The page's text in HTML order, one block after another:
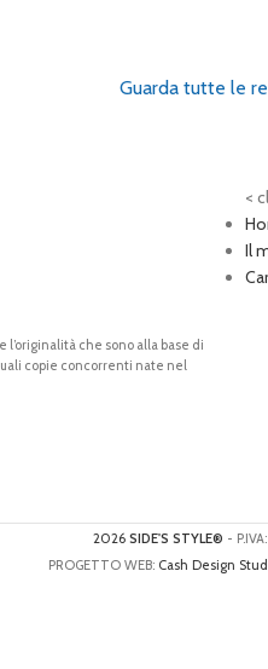
Guarda tutte le
che sono alla base di
copie concorrenti nate nel
<
Il
2026 SIDE'S STYLE® -
PROGETTO WEB: Cash Design